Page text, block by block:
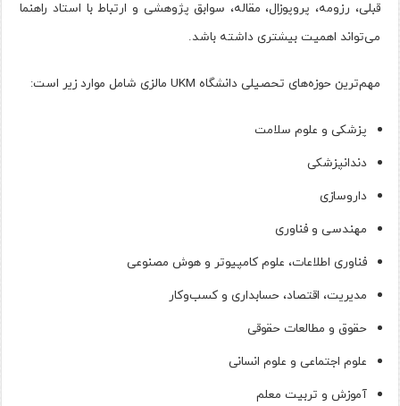
قبلی، رزومه، پروپوزال، مقاله، سوابق پژوهشی و ارتباط با استاد راهنما
می‌تواند اهمیت بیشتری داشته باشد.
مهم‌ترین حوزه‌های تحصیلی دانشگاه UKM مالزی شامل موارد زیر است:
پزشکی و علوم سلامت
دندانپزشکی
داروسازی
مهندسی و فناوری
فناوری اطلاعات، علوم کامپیوتر و هوش مصنوعی
مدیریت، اقتصاد، حسابداری و کسب‌وکار
حقوق و مطالعات حقوقی
علوم اجتماعی و علوم انسانی
آموزش و تربیت معلم